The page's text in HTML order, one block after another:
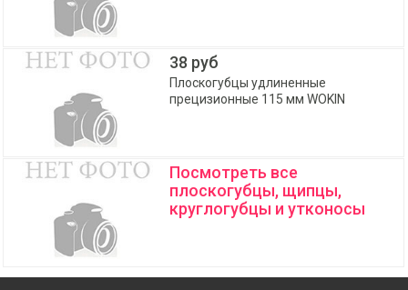
38 руб
Плоскогубцы удлиненные
прецизионные 115 мм WOKIN
Посмотреть все
плоскогубцы, щипцы,
круглогубцы и утконосы